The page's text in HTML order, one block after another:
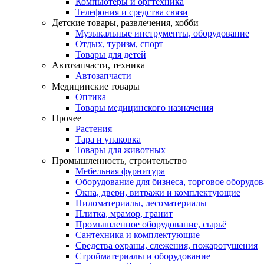
Телефония и средства связи
Детские товары, развлечения, хобби
Музыкальные инструменты, оборудование
Отдых, туризм, спорт
Товары для детей
Автозапчасти, техника
Автозапчасти
Медицинские товары
Оптика
Товары медицинского назначения
Прочее
Растения
Тара и упаковка
Товары для животных
Промышленность, строительство
Мебельная фурнитура
Оборудование для бизнеса, торговое
Окна, двери, витражи и комплектующие
Пиломатериалы, лесоматериалы
Плитка, мрамор, гранит
Промышленное оборудование, сырьё
Сантехника и комплектующие
Средства охраны, слежения, пожаротушения
Стройматериалы и оборудование